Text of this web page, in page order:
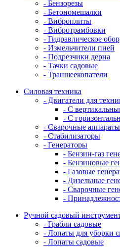
- Бензорезы
- Бетономешалки
- Виброплиты
- Вибротрамбовки
- Гидравлическое
- Измельчители пней
- Подрезчики дерна
- Тачки садовые
- Траншеекопатели
Силовая техника
- Двигатели для
- С
- С
- Сварочные аппараты
- Стабилизаторы
- Генераторы
- Бензин-газ
- Бензиновые
- Газовые
- Дизельные
- Сварочные
-
Ручной садовый
- Грабли садовые
- Лопаты для уборки
- Лопаты садовые